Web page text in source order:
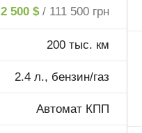
2 500 $ / 111 500 грн
200 тыс. км
2.4 л., бензин/газ
Автомат КПП